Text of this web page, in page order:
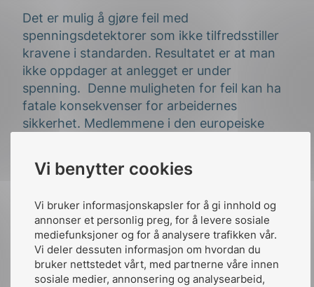
Vi benytter cookies
Vi bruker informasjonskapsler for å gi innhold og
annonser et personlig preg, for å levere sosiale
mediefunksjoner og for å analysere trafikken vår.
Vi deler dessuten informasjon om hvordan du
bruker nettstedet vårt, med partnerne våre innen
sosiale medier, annonsering og analysearbeid,
Det er mulig å gjøre feil med
spenningsdetektorer som ikke tilfredsstiller
kravene i standarden. Resultatet er at man
ikke oppdager at anlegget er under
spenning. Denne muligheten for feil kan ha
fatale konsekvenser for arbeidernes
sikkerhet. Medlemmene i den europeiske
skriver EN 50110-1) har tatt dette innover
seg og vil minimere mulighetene for feil.
tilfredsstille NEK EN 61243.
-Overholder spenningsdetektoren kravene i
standardene vil den gi pålitelig og nøyaktig
indikasjon på spenningstilstand. Risikoen for